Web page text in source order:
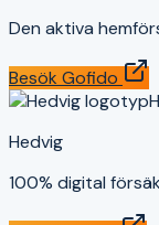
Den aktiva
Besök Gofido
Hedvig
100% digital